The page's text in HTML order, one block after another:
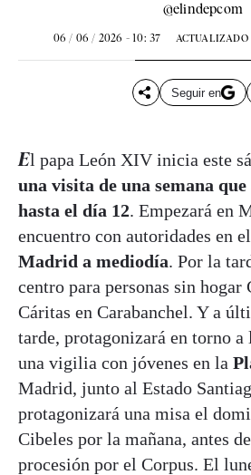
@elindepcom
06 / 06 / 2026 - 10: 37 ACTUALIZADO
Seguir en
El papa León XIV inicia este
una visita de una semana
hasta el día 12. Empezará en
encuentro con autoridades en el
Madrid a mediodía. Por la
centro para personas sin hogar
Cáritas en Carabanchel. Y a
tarde, protagonizará en torno a
una vigilia con jóvenes en la
Madrid, junto al Estado
protagonizará una misa el
Cibeles por la mañana, antes
procesión por el Corpus. El